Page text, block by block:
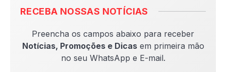
RECEBA NOSSAS NOTÍCIAS
Preencha os campos abaixo para receber
Notícias, Promoções e Dicasem primeira mão
no seu WhatsApp e E-mail.